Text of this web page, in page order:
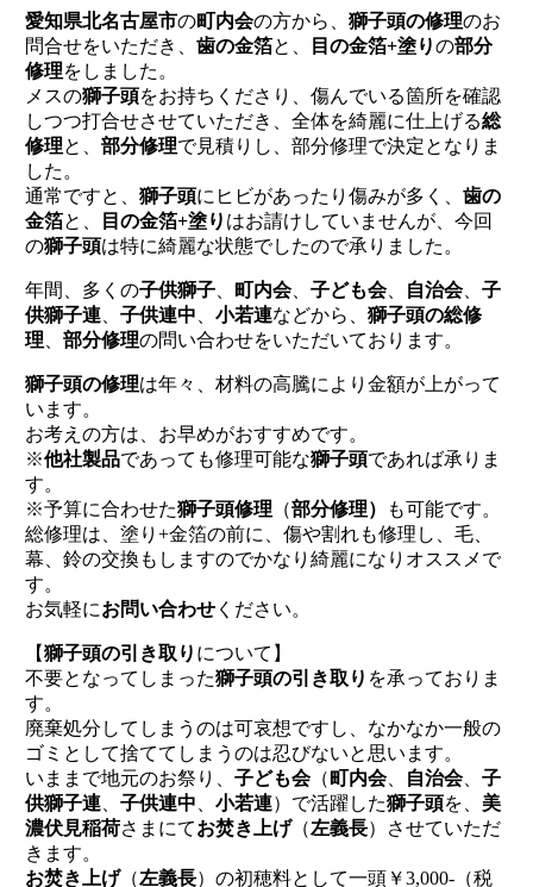
愛知県北名古屋市の町内会の方から、 獅子頭の修理のお
問合せをいただき、 歯の金箔と、 目の金箔+塗りの部分
修理をしました。
メスの獅子頭をお持ちくださり、傷んでいる箇所を確認
しつつ打合せさせていただき、全体を綺麗に仕上げる総
修理と、 部分修理で見積りし、部分修理で決定となりま
した。
通常ですと、 獅子頭にヒビがあったり傷みが多く、 歯の
金箔と、 目の金箔+塗り はお請けしていませんが、今回
の獅子頭は特に綺麗な状態でしたので承りました。
年間、多くの子供獅子、 町内会、 子ども会、 自治会、 子
供獅子連、 子供連中 小若連などから、 獅子頭の総修
理
部分修理の問い合わせをいただいております。
獅子頭の修理は年々、材料の高騰により金額が上がって
います。
お考えの方は、お早めがおすすめです。
※他社製品であっても修理可能な獅子頭であれば承りま
す。
※予算に合わせた獅子頭修理 （部分修理）
も可能です。
総修理は、塗り+金箔の前に、傷や割れも修理し、毛、
幕、鈴の交換もしますのでかなり綺麗になりオススメで
す。
お気軽にお問い合わせください。
【獅子頭の引き取り について】
不要となってしまった獅子頭の引き取り を承っておりま
す。
廃棄処分してしまうのは可哀想ですし、なかなか一般の
ゴミとして捨ててしまうのは忍びないと思います。
いままで地元のお祭り、 子ども会（町内会、 自治会、 子
供獅子連、 子供連中 小若連）で活躍した獅子頭を、 美
濃伏見稲荷さまにてお焚き上げ（左義長）させていただ
きます。
お焚き上げ（左義長）の初穂料として一頭￥3,000-（税